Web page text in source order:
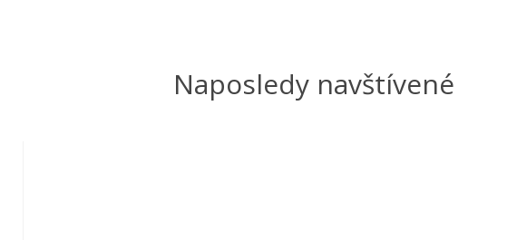
Naposledy navštívené